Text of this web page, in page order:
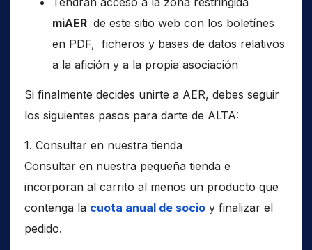
miAER de este sitio web con los boletínes
en PDF, ficheros y bases de datos relativos
a la afición y a la propia asociación
Si finalmente decides unirte a AER, debes seguir
los siguientes pasos para darte de ALTA:
1. Consultar en nuestra tienda
Consultar en nuestra pequeña tienda e
incorporan al carrito al menos un producto que
contenga la cuota anual de socio y finalizar el
pedido.